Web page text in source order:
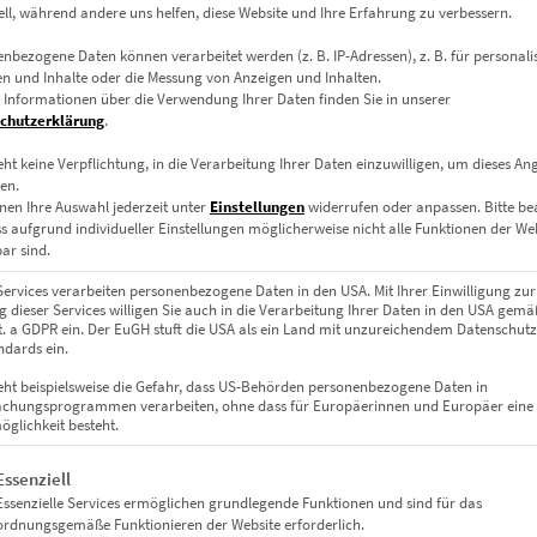
steht im Mittelpunkt dieser kontrastreichen Szene –
Technik, Tempo und Ästhetik vereint.
voller Spannung
Linien des Fahrzeugs spiegeln sich in den gleichmäßigen
der klaren Komposition harmoniert. Diese Fine-Art-
Räume
rückseitig auf Alu-Dibond montiert – für leuchtende
während andere uns helfen, diese Website und Ihre Erfahrung zu verbessern.
Daten können verarbeitet werden (z. B. IP-Adressen), z. B. für
und Inhalte oder die Messung von Anzeigen und Inhalten.
Informationen über die Verwendung Ihrer Daten finden Sie in unserer
.
keine Verpflichtung, in die Verarbeitung Ihrer Daten einzuwilligen, um dieses
Ihre Auswahl jederzeit unter Einstellungenwiderrufen oder anpassen. Bitte
aufgrund individueller Einstellungen möglicherweise nicht alle Funktionen der
sind.
verarbeiten personenbezogene Daten in den USA. Mit Ihrer Einwilligung zur
dieser Services willigen Sie auch in die Verarbeitung Ihrer Daten in den USA
a GDPR ein. Der EuGH stuft die USA als ein Land mit unzureichendem
ein.
beispielsweise die Gefahr, dass US-Behörden personenbezogene Daten in
verarbeiten, ohne dass für Europäerinnen und Europäer eine
besteht.
eine Liste der Service-Gruppen, für die eine Einwilligung
Services ermöglichen grundlegende Funktionen und sind für das
Funktionieren der Website erforderlich.